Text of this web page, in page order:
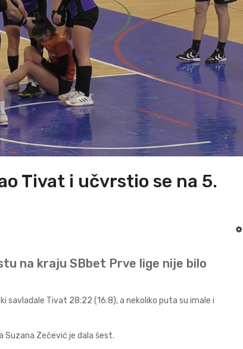
Tivat i učvrstio se na 5.
na kraju SBbet Prve lige nije bilo
savladale Tivat 28:22 (16:8), a nekoliko puta su imale i
Suzana Zečević je dala šest.